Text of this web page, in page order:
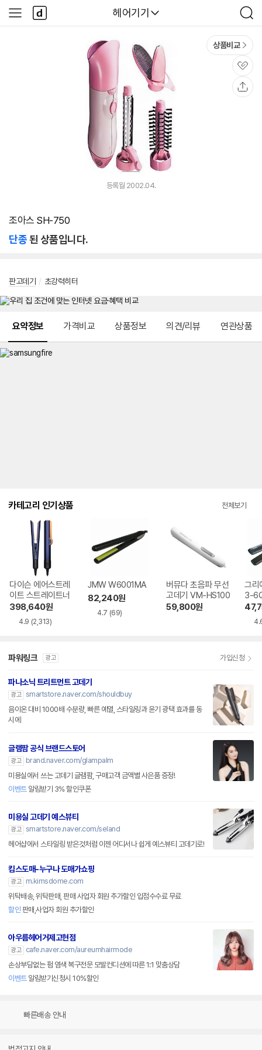
다나와
헤어기기
검
색
사
이
다
나
와
상품비교
관
심
등록월 2002.04.
조아스 SH-750
단종된 상품입니다.
판고데기 / 초강력히터
요약정보 가격비교 상품정보 의견/리뷰 연관상품
카테고리 인기상품 전체보기
다이슨 에어스트레
이트 스트레이트너
398,640원
4.9 (2,313)
JMW W6001MA
82,240원
4.7 (69)
버뮤다 초음파 무선
고데기 VM-HS100
59,800원
그리
3-
파워링크 광고 가입신청
파나소닉 트리트먼트 고데기
광고 smartstore.naver.com/shouldbuy
음이온 대비 1000배 수분량, 빠른 예열, 스타일링과 윤기 광택 효과를 동
시에
글램팜 공식 브랜드스토어
광고
brand.naver.com/glampalm
미용실에서 쓰는 고데기 글램팜, 구매고객 금액별 사은품 증정!
이벤트알림받기 3% 할인쿠폰
미용실 고데기 예스뷰티
광고 smartstore.naver.com/seland
헤어샵에서 스타일링 받은것처럼 이젠 어디서나 쉽게 예스뷰티 고데기로!
킴스도매-누구나 도매가쇼핑
광고
m.kimsdome.com
위탁배송, 위탁판매, 판매 사업자 회원 추가할인 입점수수료 무료
할인 판매,사업자 회원 추가할인
아우름헤어거제고현점
광고
cafe.naver.com/aureumhairmode
손상부담없는 펌 염색 복구전문 모발컨디션에 따른 1:1 맞춤상담
이벤트알림받기신청시 10%할인
빠른배송 안내